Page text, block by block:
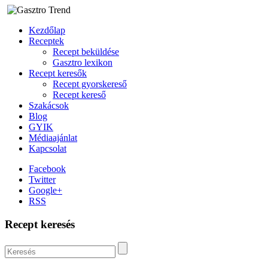
Kezdőlap
Receptek
Recept beküldése
Gasztro lexikon
Recept keresők
Recept gyorskereső
Recept kereső
Szakácsok
Blog
GYIK
Médiaajánlat
Kapcsolat
Facebook
Twitter
Google+
RSS
Recept keresés